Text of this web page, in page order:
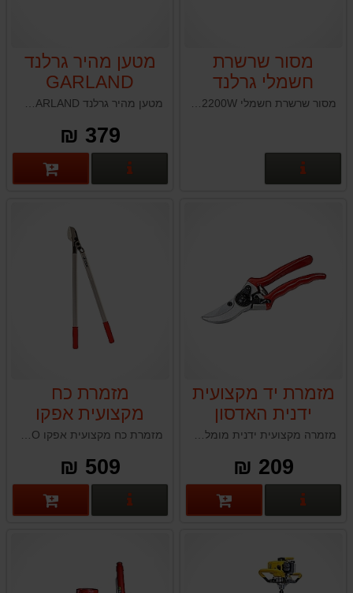
מסור שרשרת
חשמלי גרלנד
GARLAND BULK
מטען מהיר גרלנד
GARLAND
KEEPER FAST
V19
379 ₪
פרטים נוספים
מזמרת יד מקצועית
ידנית האדסון
HUDSON BY-
PASS ATCO6
209 ₪
פרטים נוספים
מזמרת כח
מקצועית אפקו
EFCO
509 ₪
פרטים נוספים